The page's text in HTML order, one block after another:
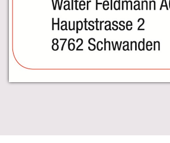
Offizieller Medienpartner
des Gewerbeverbandes des